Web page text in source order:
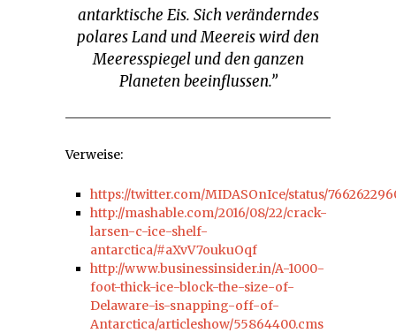
antarktische Eis. Sich veränderndes
polares Land und Meereis wird den
Meeresspiegel und den ganzen
Planeten beeinflussen.”
Verweise:
https://twitter.com/MIDASOnIce/status/
http://mashable.com/2016/08/22/crack-
larsen-c-ice-shelf-
antarctica/#aXvV7oukuOqf
http://www.businessinsider.in/A-1000-
foot-thick-ice-block-the-size-of-
Delaware-is-snapping-off-of-
Antarctica/articleshow/55864400.cms